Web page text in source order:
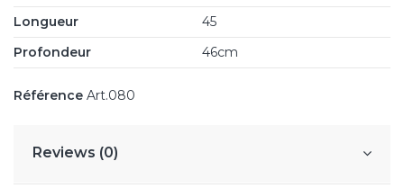
Longueur
45
Profondeur
46cm
Référence Art.080
Reviews (0)